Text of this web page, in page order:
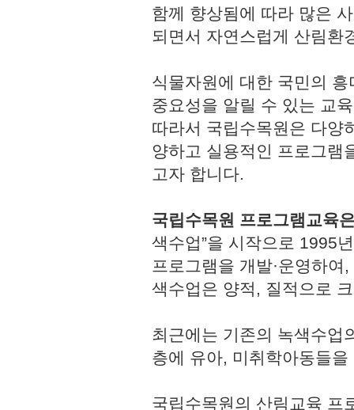
함께 향상됨에 따라 많은
되면서 자연스럽게 산림환
식물자원에 대한 국민의
중요성을 알릴 수 있는 교
따라서 국립수목원은 다양
양하고 실용적인 프로그램
고자 합니다.
국립수목원 프로그램교육
색수업”을 시작으로 1995
프로그램을 개발·운영하
색수업은 양적, 질적으로
최근에는 기존의 녹색수업
층에 유아, 미취학아동들
국립수목원의 산림교육 프